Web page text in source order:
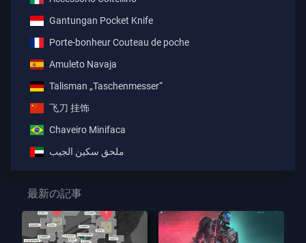
Gantungan Pocket Knife
Porte-bonheur Couteau de poche
Amuleto Navaja
Talisman „Taschenmesser“
飞刀 挂饰
Chaveiro Minifaca
ملحق سكين الجيب
最新の記事